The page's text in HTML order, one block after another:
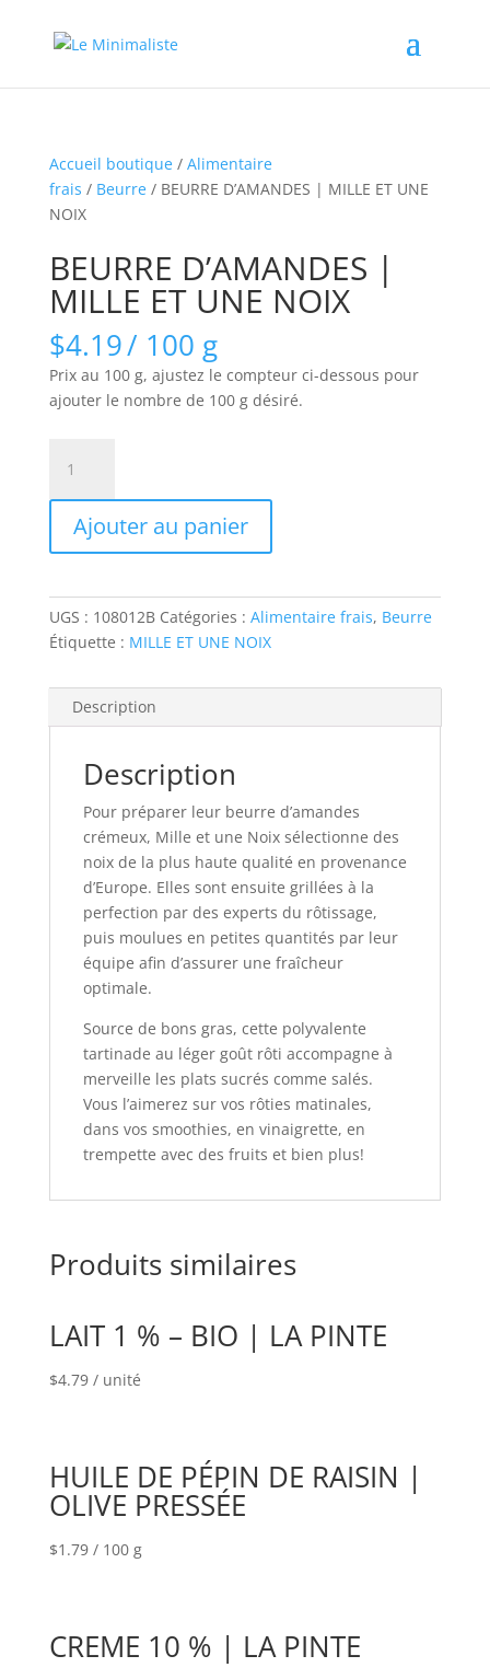
Accueil boutique/ Alimentaire
frais / Beurre/ BEURRE D’AMANDES | MILLE ET UNE
NOIX
BEURRE D’AMANDES |
MILLE ET UNE NOIX
$4.19/ 100 g
Prix au 100 g, ajustez le compteur ci-dessous pour
ajouter le nombre de 100 g désiré.
BEURRE
D'AMANDES
|
ET
UNE
NOIX
Ajouter au panier
UGS : 108012B Catégories : Alimentaire frais, Beurre
Étiquette : MILLE ET UNE NOIX
Description
Description
Pour préparer leur beurre d’amandes
crémeux, Mille et une Noix sélectionne des
noix de la plus haute qualité en provenance
d’Europe. Elles sont ensuite grillées à la
perfection par des experts du rôtissage,
puis moulues en petites quantités par leur
équipe afin d’assurer une fraîcheur
optimale.
Source de bons gras, cette polyvalente
tartinade au léger goût rôti accompagne à
merveille les plats sucrés comme salés.
Vous l’aimerez sur vos rôties matinales,
dans vos smoothies, en vinaigrette, en
trempette avec des fruits et bien plus!
Produits similaires
LAIT 1 % – BIO | LA PINTE
$4.79 / unité
HUILE DE PÉPIN DE RAISIN |
OLIVE PRESSÉE
$1.79 / 100 g
CREME 10 % | LA PINTE